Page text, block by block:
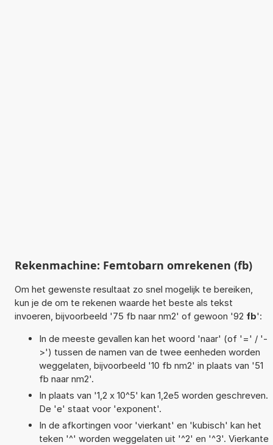
Rekenmachine: Femtobarn omrekenen (fb)
Om het gewenste resultaat zo snel mogelijk te bereiken,
kun je de om te rekenen waarde het beste als tekst
invoeren, bijvoorbeeld '75 fb naar nm2' of gewoon '92 fb':
In de meeste gevallen kan het woord 'naar' (of '=' / '-
>') tussen de namen van de twee eenheden worden
weggelaten, bijvoorbeeld '10 fb nm2' in plaats van '51
fb naar nm2'.
In plaats van '1,2 x 10^5' kan 1,2e5 worden geschreven.
De 'e' staat voor 'exponent'.
In de afkortingen voor 'vierkant' en 'kubisch' kan het
teken '^' worden weggelaten uit '^2' en '^3'. Vierkante